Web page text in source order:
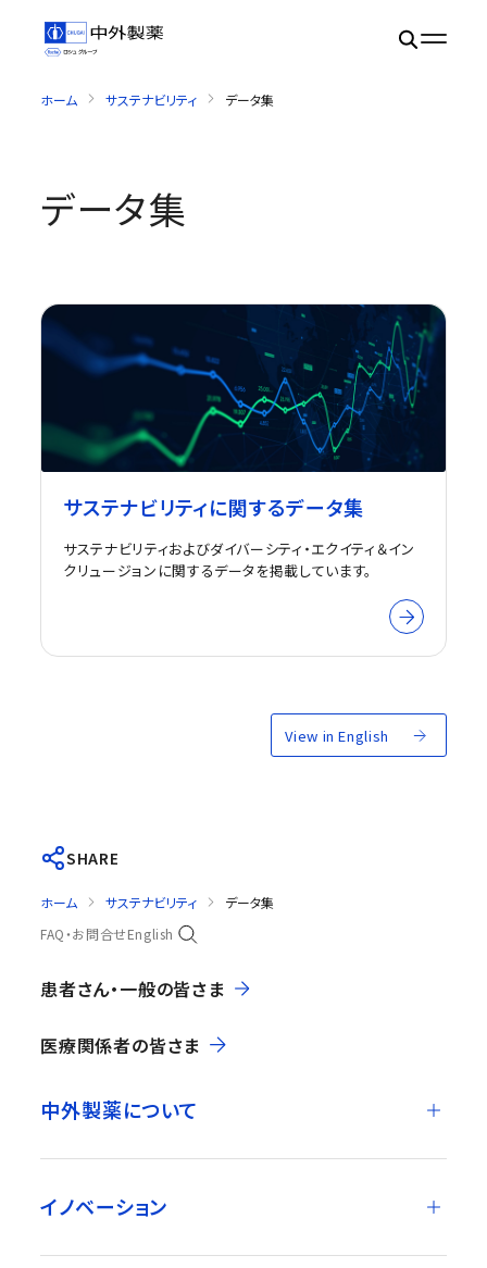
ホーム サステナビリティ データ集
データ集
サステナビリティに関するデータ集
サステナビリティおよびダイバーシティ・エクイティ＆イン
クリュージョンに関するデータを掲載しています。
View in English
SHARE
ホーム サステナビリティ
データ集
FAQ・お問合せEnglish
患者さん・一般の皆さま
医療関係者の皆さま
中外製薬について
イノベーション